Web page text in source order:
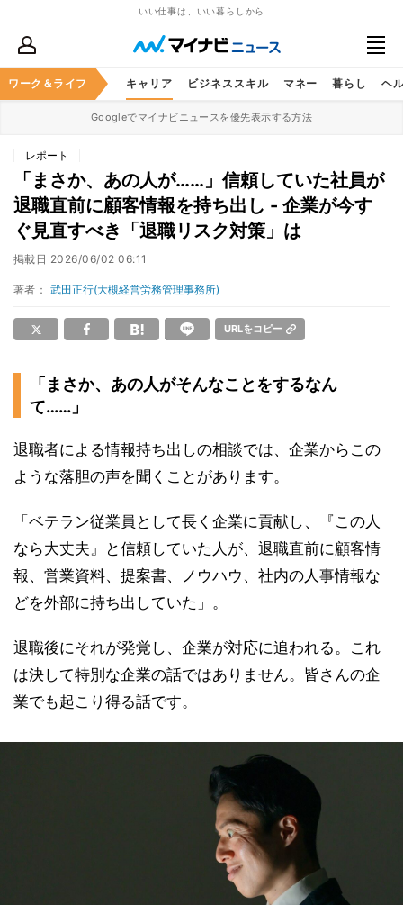
いい仕事は、いい暮らしから
ワーク＆ライフ キャリア ビジネススキル マネー 暮らし ヘ
Googleでマイナビニュースを優先表示する方法
レポート
「まさか、あの人が……」信頼していた社員が
退職直前に顧客情報を持ち出し - 企業が今す
ぐ見直すべき「退職リスク対策」は
掲載日 2026/06/02 06:11
著者： 武田正行(大槻経営労務管理事務所)
URLをコピー
「まさか、あの人がそんなことをするなん
て……」
退職者による情報持ち出しの相談では、企業からこの
ような落胆の声を聞くことがあります。
「ベテラン従業員として長く企業に貢献し、『この人
なら大丈夫』と信頼していた人が、退職直前に顧客情
報、営業資料、提案書、ノウハウ、社内の人事情報な
どを外部に持ち出していた」。
退職後にそれが発覚し、企業が対応に追われる。これ
は決して特別な企業の話ではありません。皆さんの企
業でも起こり得る話です。